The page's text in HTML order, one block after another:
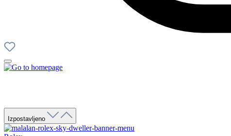
Izpostavljeno